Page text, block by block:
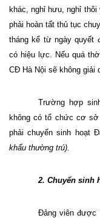
khác, nghỉ hưu, nghỉ
phải hoàn tất thủ tục
tháng kể từ ngày quyết
có hiệu lực. Nếu quá
CĐ Hà Nội sẽ không giải
Trường hợp
không có tổ chức cơ
phải chuyển sinh hoạt
khẩu thường trú).
2. Chuyển sinh
Đảng viên